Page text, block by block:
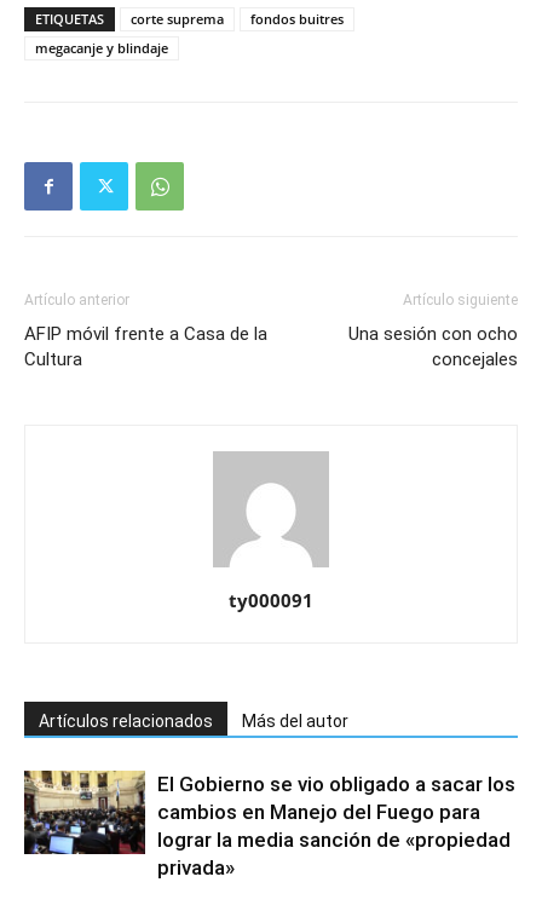
ETIQUETAS corte suprema
fondos buitres
megacanje y blindaje
Artículo anterior
AFIP móvil frente a Casa de la
Cultura
Artículo siguiente
Una sesión con ocho
concejales
ty000091
Artículos relacionados Más del autor
El Gobierno se vio obligado a sacar los
cambios en Manejo del Fuego para
lograr la media sanción de «propiedad
privada»